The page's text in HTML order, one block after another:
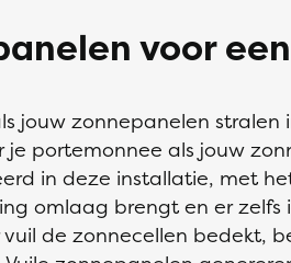
voor
jouw zonnepanelen stralen
portemonnee als jouw
in deze installatie, met
omlaag brengt en er zelfs
de zonnecellen bedekt,